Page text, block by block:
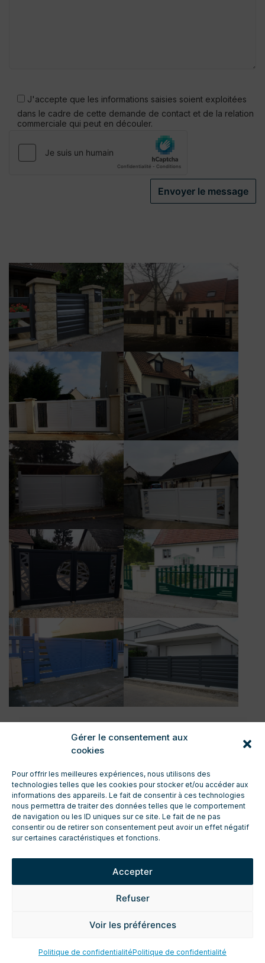
Gérer le consentement aux
cookies
Pour offrir les meilleures expériences, nous utilisons des
technologies telles que les cookies pour stocker et/ou accéder aux
informations des appareils. Le fait de consentir à ces technologies
nous permettra de traiter des données telles que le comportement
de navigation ou les ID uniques sur ce site. Le fait de ne pas
consentir ou de retirer son consentement peut avoir un effet négatif
sur certaines caractéristiques et fonctions.
Accepter
Refuser
Voir les préférences
Politique de confidentialitéPolitique de confidentialité
laisser
ce
champ
vide.
J'accepte que les informations saisies soient exploitées
dans le cadre de cette demande de contact et de la relation
commerciale qui peut en découler.
CONTACT
ENTRETIEN ET TECHNIQUE
ESPACE PRO
DEMANDE DE DEVIS
MENTIONS LÉGALES